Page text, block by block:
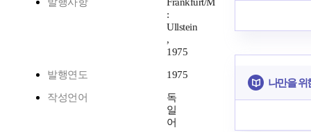
발행사항
Frankfurt/M
:
Ullstein
,
1975
발행연도 1975
작성언어
독
일
어
나만을 위